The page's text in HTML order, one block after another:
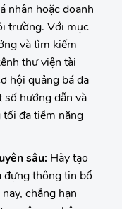
nhân hoặc doanh
trường. Với mục
và tìm kiếm
thư viện tài
hội quảng bá đa
số hướng dẫn và
đa tiềm năng
sâu: Hãy tạo
đựng thông tin bổ
chẳng hạn